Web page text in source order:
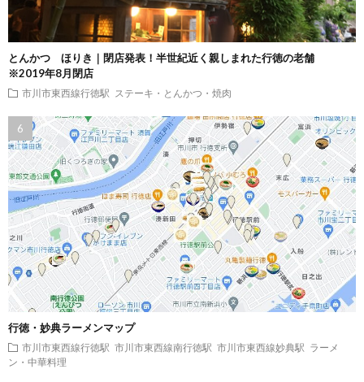
とんかつ ほりき｜閉店発表！半世紀近く親しまれた行徳の老舗
※2019年8月閉店
市川市東西線行徳駅 ステーキ・とんかつ・焼肉
行徳・妙典ラーメンマップ
市川市東西線行徳駅 市川市東西線南行徳駅 市川市東西線妙典駅
ラーメ
ン・中華料理